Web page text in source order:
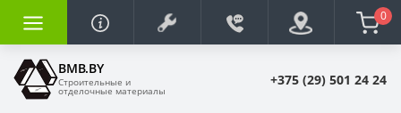
0
BMB.BY
Строительные и
отделочные материалы
+375 (29) 501 24 24